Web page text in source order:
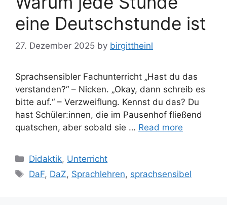
eine Deutschstunde ist
27. Dezember 2025 by birgittheinl
Sprachsensibler Fachunterricht „Hast du das
verstanden?“ – Nicken. „Okay, dann schreib es
bitte auf.“ – Verzweiflung. Kennst du das? Du
hast Schüler:innen, die im Pausenhof fließend
quatschen, aber sobald sie … Read more
Categories
Didaktik, Unterricht
Tags
DaF, DaZ, Sprachlehren, sprachsensibel